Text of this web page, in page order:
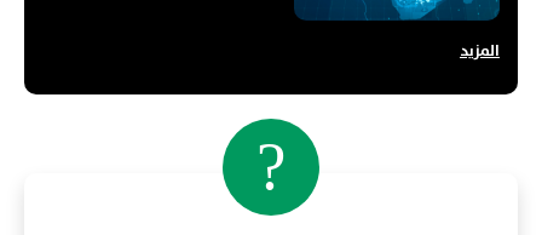
المزيد
?